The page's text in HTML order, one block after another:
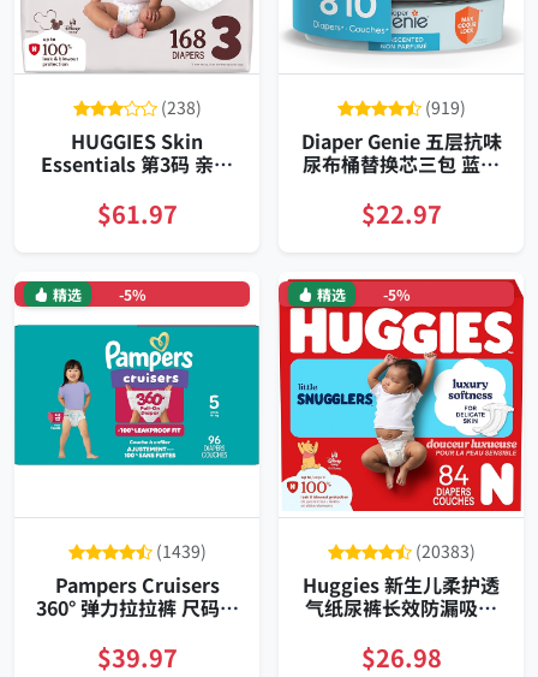
(238)
HUGGIES Skin
Essentials 第3码 亲肤
$61.97
(919)
Diaper Genie 五层抗味
尿布桶替换芯三包 蓝色
$22.97
-5%
精选
(1439)
Pampers Cruisers
360° 弹力拉拉裤 尺码五
$39.97
-5%
精选
(20383)
Huggies 新生儿柔护透
气纸尿裤长效防漏吸收
专用
$26.98